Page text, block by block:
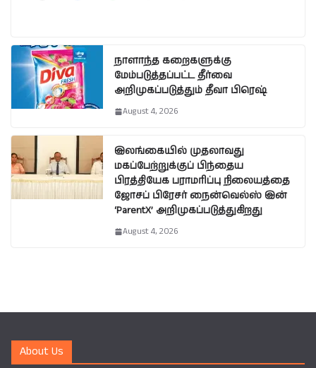
நாளாந்த கறைகளுக்கு
மேம்படுத்தப்பட்ட தீர்வை
அறிமுகப்படுத்தும் தீவா பிரெஷ்
August 4, 2026
இலங்கையில் முதலாவது
மகப்பேற்றுக்குப் பிந்தைய
பிரத்தியேக பராமரிப்பு நிலையத்தை
ஜோசப் பிரேசர் நைன்வெல்ஸ் இன்
‘ParentX’ அறிமுகப்படுத்துகிறது
August 4, 2026
About Us